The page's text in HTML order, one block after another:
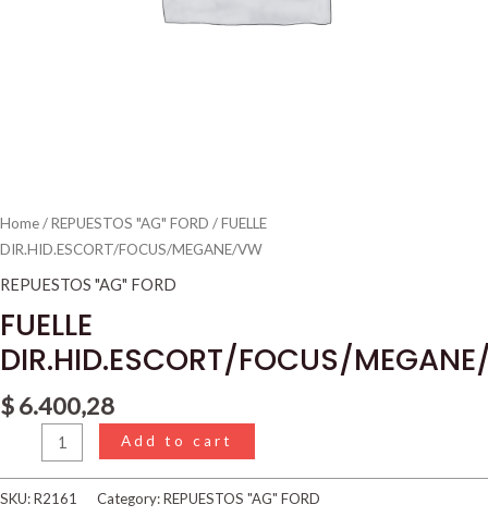
Home/REPUESTOS "AG" FORD / FUELLE
DIR.HID.ESCORT/FOCUS/MEGANE/VW
REPUESTOS "AG" FORD
FUELLE
DIR.HID.ESCORT/FOCUS/
$6.400,28
Add to cart
SKU:R2161 Category:REPUESTOS "AG" FORD